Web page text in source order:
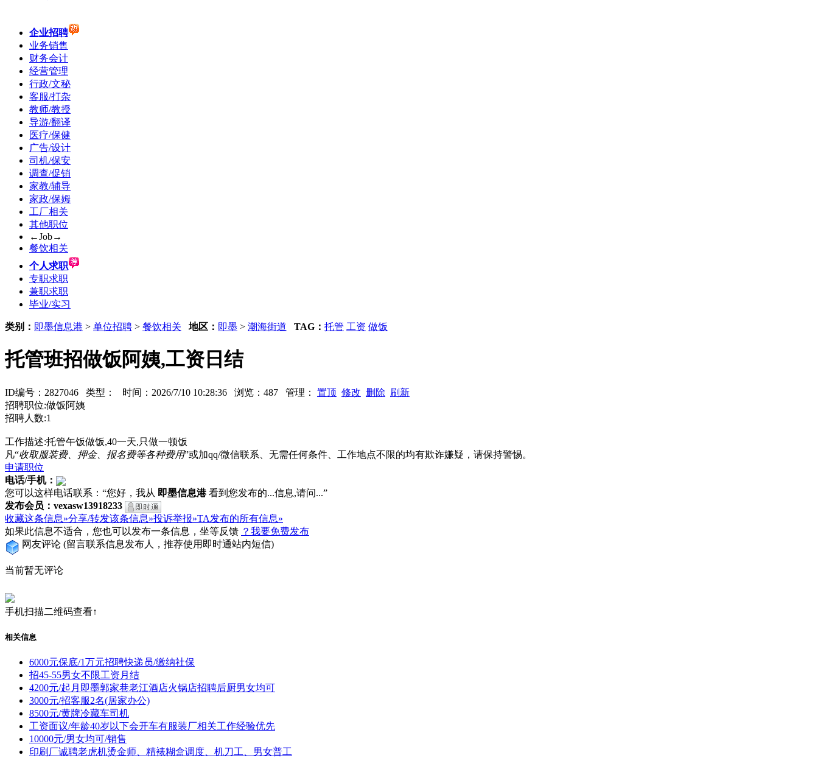
企业招聘
业务销售
财务会计
经营管理
行政/文秘
客服/打杂
教师/教授
导游/翻译
医疗/保健
广告/设计
司机/保安
调查/促销
家教/辅导
家政/保姆
工厂相关
其他职位
←Job→
餐饮相关
个人求职
专职求职
兼职求职
毕业/实习
类别： 即墨信息港 > 单位招聘 > 餐饮相关 地区： 即墨 > 潮海街道 TAG： 托管 工资 做饭
托管班招做饭阿姨,工资日结
ID编号：2827046 类型： 时间：2026/7/10 10:28:36 浏览：487 管理： 置顶 修改 删除 刷新
招聘职位:做饭阿姨
招聘人数:1
工作描述:托管午饭做饭,40一天,只做一顿饭
凡“收取服装费、押金、报名费等各种费用”或加qq/微信联系、无需任何条件、工作地点不限的均有欺诈嫌疑，请保持警惕。
申请职位
电话/手机：
您可以这样电话联系：“您好，我从 即墨信息港看到您发布的...信息,请问...”
发布会员：vexasw13918233
收藏这条信息»分享/转发该条信息»投诉举报»TA发布的所有信息»
如果此信息不适合，您也可以发布一条信息，坐等反馈 ？我要免费发布
网友评论 (留言联系信息发布人，推荐使用即时通站内短信)
当前暂无评论
手机扫描二维码查看↑
相关信息
6000元保底/1万元招聘快递员/缴纳社保
招45-55男女不限工资月结
4200元/起月即墨郭家巷老江酒店火锅店招聘后厨男女均可
3000元/招客服2名(居家办公)
8500元/黄牌冷藏车司机
工资面议/年龄40岁以下会开车有服装厂相关工作经验优先
10000元/男女均可/销售
印刷厂诚聘老虎机烫金师、精裱糊盒调度、机刀工、男女普工